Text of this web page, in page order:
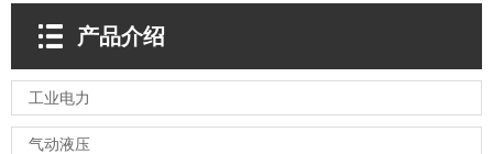
产品介绍
工业电力
气动液压